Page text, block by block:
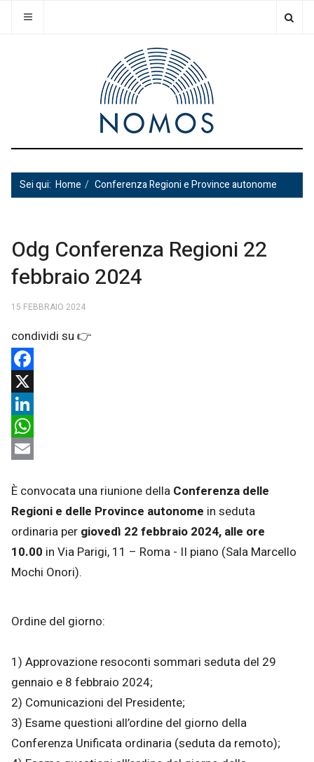
Sei qui: Home Conferenza Regioni e Province autonome
Odg Conferenza Regioni 22
febbraio 2024
15 FEBBRAIO 2024
Facebook
X
LinkedIn
WhatsApp
È convocata una riunione della Conferenza delle
Regioni e delle Province autonome in seduta
ordinaria per giovedì 22 febbraio 2024, alle ore
10.00 in Via Parigi, 11 – Roma - II piano (Sala Marcello
Mochi Onori).
Ordine del giorno:
1) Approvazione resoconti sommari seduta del 29
gennaio e 8 febbraio 2024;
2) Comunicazioni del Presidente;
3) Esame questioni all’ordine del giorno della
Conferenza Unificata ordinaria (seduta da remoto);